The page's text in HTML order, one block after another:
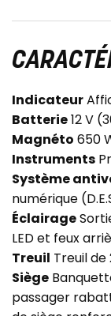
Indicateur
Batterie12 V
Magnéto 650
Instruments
Système
numérique
Éclairage
LED et feux
Treuil Treuil
Siège
passager